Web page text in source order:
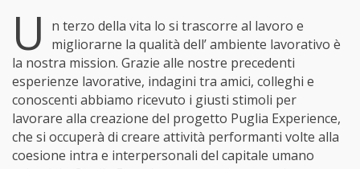
U
n terzo della vita lo si trascorre al lavoro e
migliorarne la qualità dell’ ambiente lavorativo è
la nostra mission. Grazie alle nostre precedenti
esperienze lavorative, indagini tra amici, colleghi e
conoscenti abbiamo ricevuto i giusti stimoli per
lavorare alla creazione del progetto Puglia Experience,
che si occuperà di creare attività performanti volte alla
coesione intra e interpersonali del capitale umano